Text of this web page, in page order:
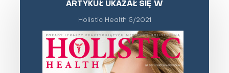
ARTYKUŁ UKAZAŁ SIĘ W
Holistic Health 5/2021